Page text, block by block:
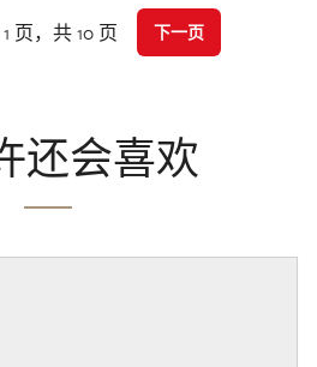
页，共 10 页 下一页
还会喜欢